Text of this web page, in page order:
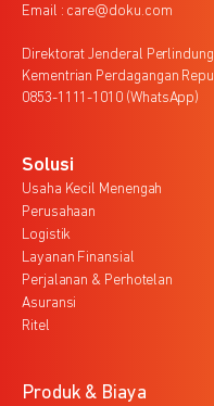
Email : care@doku.com
Direktorat Jenderal
Kementrian Perdagangan
0853-1111-1010 (WhatsApp)
Solusi
Usaha Kecil Menengah
Perusahaan
Logistik
Layanan Finansial
Perjalanan & Perhotelan
Asuransi
Ritel
Produk & Biaya